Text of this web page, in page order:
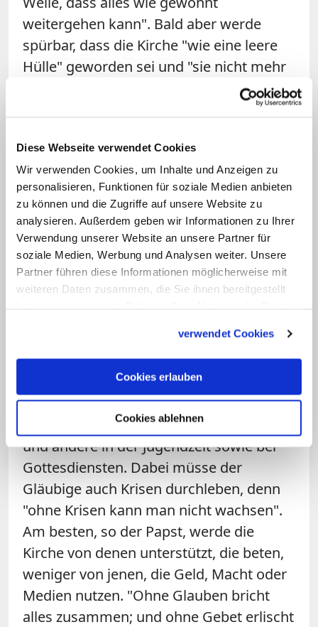
Diese Webseite verwendet Cookies
Wir verwenden Cookies, um Inhalte und Anzeigen zu
personalisieren, Funktionen für soziale Medien anbieten
zu können und die Zugriffe auf unsere Website zu
analysieren. Außerdem geben wir Informationen zu Ihrer
Verwendung unserer Website an unsere Partner für
soziale Medien, Werbung und Analysen weiter. Unsere
Partner führen diese Informationen möglicherweise mit
weiteren Daten zusammen, die Sie ihnen bereitgestellt
verwendet Cookies
Cookies erlauben
Cookies ablehnen
weitergehen kann". Bald aber werde
spürbar, dass die Kirche "wie eine leere
Hülle" geworden sei und "sie nicht mehr
die Quelle der Wärme und Liebe besitzt".
Kirche", mahnte Franziskus. Deswegen
sei es wichtig, die "Lampe des Glaubens
mit dem Öl des Gebets von Generation
zu Generation weiterzugeben". Ohne
dieses Licht könnten Christen "den Weg
nicht sehen, um zu evangelisieren";
könnten sie "die Gesichter unserer
Brüder und Schwestern nicht sehen, um
In seiner Ansprache erinnerte der Papst
daran, wie Menschen meist das Beten
lernen: beginnend vom Schoß der Eltern
und Großeltern über Lehrer, Seelsorger
und andere in der Jugendzeit sowie bei
Gottesdiensten. Dabei müsse der
Gläubige auch Krisen durchleben, denn
"ohne Krisen kann man nicht wachsen".
Am besten, so der Papst, werde die
Kirche von denen unterstützt, die beten,
weniger von jenen, die Geld, Macht oder
Medien nutzen. "Ohne Glauben bricht
alles zusammen; und ohne Gebet erlischt